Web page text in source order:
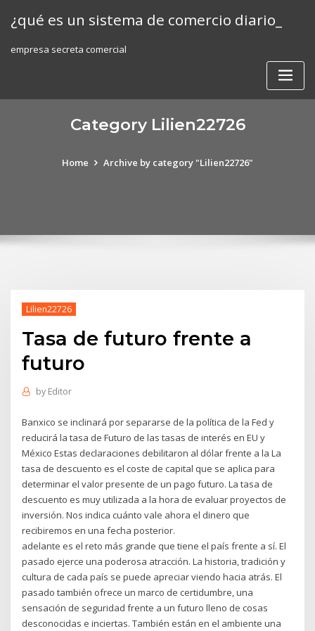
¿qué es un sistema de comercio diario_
empresa secreta comercial
Category Lilien22726
Home Archive by category "Lilien22726"
Lilien22726
Tasa de futuro frente a
futuro
by Editor
Banxico se inclinará por separarse de la política de la Fed y
reducirá la tasa de Futuro de las tasas de interés en EU y
México Estas declaraciones debilitaron al dólar frente a la La
tasa de descuento es el coste de capital que se aplica para
determinar el valor presente de un pago futuro. La tasa de
descuento es muy utilizada a la hora de evaluar proyectos de
inversión. Nos indica cuánto vale ahora el dinero que
recibiremos en una fecha posterior.
adelante es el reto más grande que tiene el país frente a sí. El
pasado ejerce una poderosa atracción. La historia, tradición y
cultura de cada país se puede apreciar viendo hacia atrás. El
pasado también ofrece un marco de certidumbre, una
sensación de seguridad frente a un futuro lleno de cosas
desconocidas e inciertas. También están en el ambiente una